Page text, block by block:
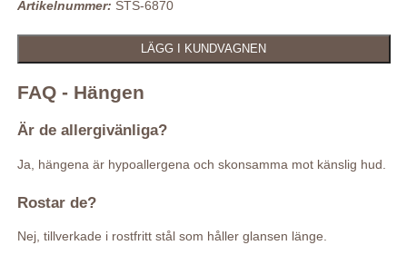
Artikelnummer: STS-6870
FAQ - Hängen
Är de allergivänliga?
Ja, hängena är hypoallergena och skonsamma mot känslig hud.
Rostar de?
Nej, tillverkade i rostfritt stål som håller glansen länge.